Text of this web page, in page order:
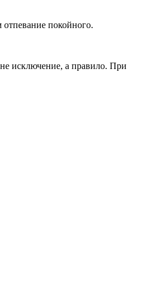
покойного.
исключение, а правило. При